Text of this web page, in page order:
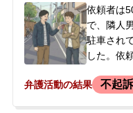
件後、職
う配慮さ
おらず、
高いと考
依頼者は
で、隣人
駐車され
した。依
るのを見
弁護活動の結果 不起